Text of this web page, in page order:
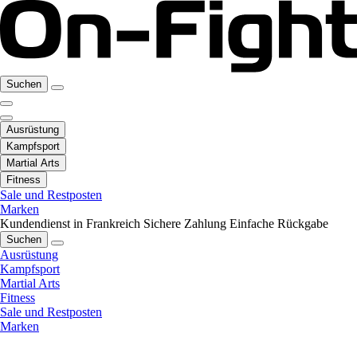
Suchen
Ausrüstung
Kampfsport
Martial Arts
Fitness
Sale und Restposten
Marken
Kundendienst in Frankreich Sichere Zahlung Einfache Rückgabe
Suchen
Ausrüstung
Kampfsport
Martial Arts
Fitness
Sale und Restposten
Marken